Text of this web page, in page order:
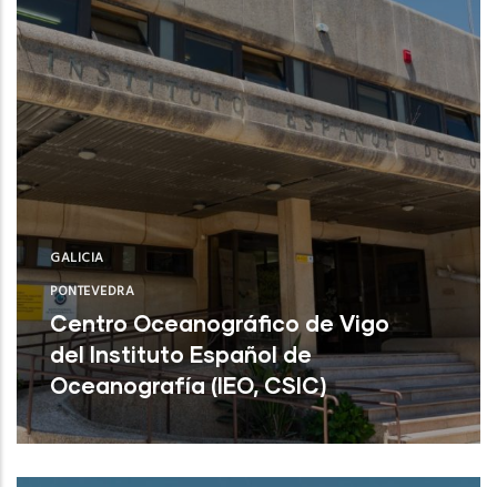
GALICIA
PONTEVEDRA
Centro Oceanográfico de Vigo
del Instituto Español de
Oceanografía (IEO, CSIC)
Centro Oceanográfico de Vigo del
Instituto Español de Oceanografía (IEO,